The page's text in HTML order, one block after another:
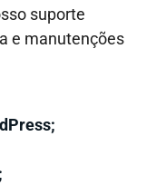
suporte
e manutenções